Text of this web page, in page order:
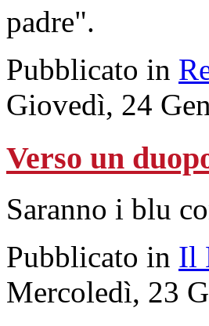
padre".
Pubblicato in
Giovedì, 24
Verso un
Saranno i blu
Pubblicato in Il
Mercoledì, 23